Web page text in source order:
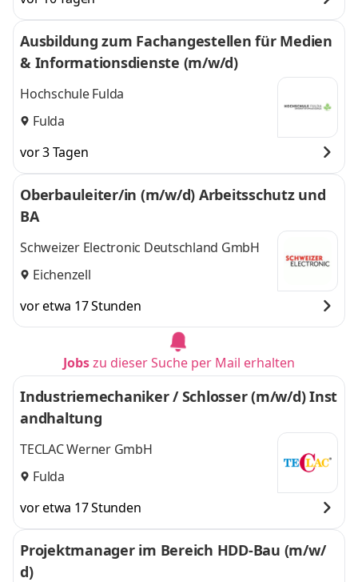
Ausbildung zum Fachangestellen für Medien
& Informationsdienste (m/w/d)
Hochschule Fulda
Fulda
vor 3 Tagen
Oberbauleiter/in (m/w/d) Arbeitsschutz und
BA
Schweizer Electronic Deutschland GmbH
Eichenzell
vor etwa 17 Stunden
Jobszu dieser Suche per Mail erhalten
Industriemechaniker / Schlosser (m/w/d) Inst
andhaltung
TECLAC Werner GmbH
Fulda
vor etwa 17 Stunden
Projektmanager im Bereich HDD-Bau (m/w/
d)